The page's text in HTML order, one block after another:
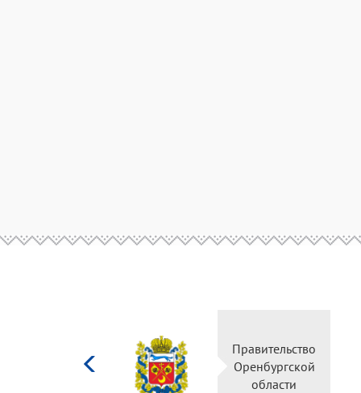
Правительство
Оренбургской
области